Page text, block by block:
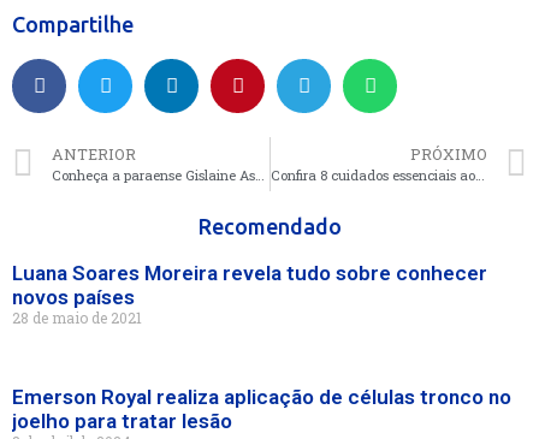
Compartilhe
ANTERIOR PRÓXIMO
Confira 8 cuidados essenciais ao comprar um imóvel na planta
Recomendado
Luana Soares Moreira revela tudo sobre conhecer
novos países
28 de maio de 2021
Emerson Royal realiza aplicação de células tronco no
joelho para tratar lesão